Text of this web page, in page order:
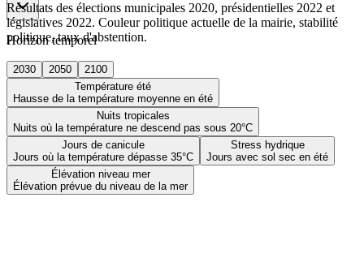
Horizon temporel
2030 2050
2100
Température été
Hausse de la température moyenne en été
Nuits tropicales
Nuits où la température ne descend pas sous 20°C
Jours de canicule
Jours où la température dépasse 35°C
Stress hydrique
Jours avec sol sec en été
Élévation niveau mer
Élévation prévue du niveau de la mer
Résultats des élections municipales 2020, présidentielles 2022 et
législatives 2022. Couleur politique actuelle de la mairie, stabilité
politique, taux d'abstention.